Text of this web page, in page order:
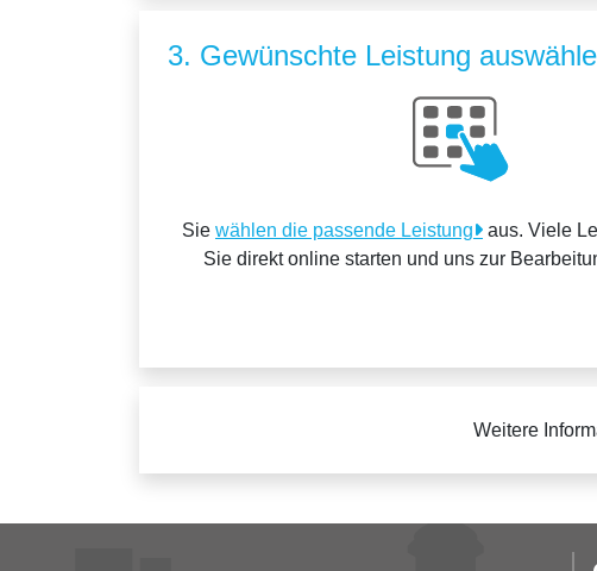
3. Gewünschte Leistung
Sie wählen die passende Leistung
aus. Viele
Sie direkt online starten und uns zur
Weitere